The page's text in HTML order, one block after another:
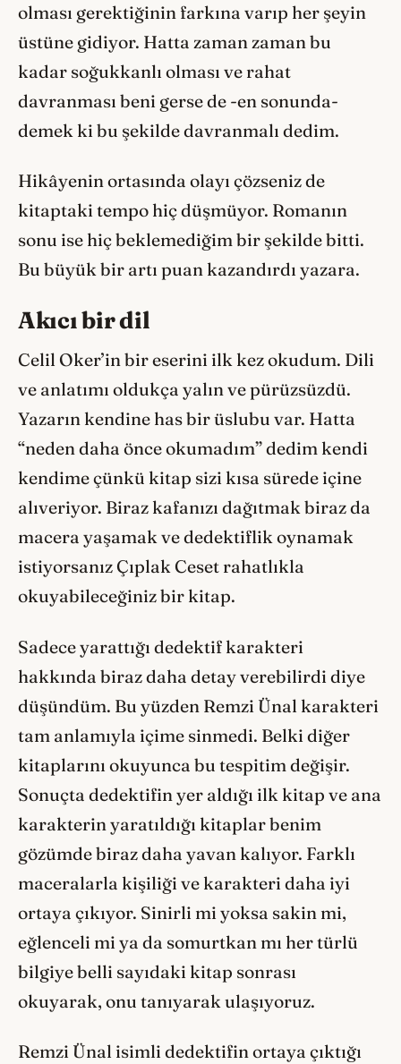
olması gerektiğinin farkına varıp her şeyin
üstüne gidiyor. Hatta zaman zaman bu
kadar soğukkanlı olması ve rahat
davranması beni gerse de -en sonunda-
demek ki bu şekilde davranmalı dedim.
Hikâyenin ortasında olayı çözseniz de
kitaptaki tempo hiç düşmüyor. Romanın
sonu ise hiç beklemediğim bir şekilde bitti.
Bu büyük bir artı puan kazandırdı yazara.
Akıcı bir dil
Celil Oker’in bir eserini ilk kez okudum. Dili
ve anlatımı oldukça yalın ve pürüzsüzdü.
Yazarın kendine has bir üslubu var. Hatta
“neden daha önce okumadım” dedim kendi
kendime çünkü kitap sizi kısa sürede içine
alıveriyor. Biraz kafanızı dağıtmak biraz da
macera yaşamak ve dedektiflik oynamak
istiyorsanız Çıplak Ceset rahatlıkla
okuyabileceğiniz bir kitap.
Sadece yarattığı dedektif karakteri
hakkında biraz daha detay verebilirdi diye
düşündüm. Bu yüzden Remzi Ünal karakteri
tam anlamıyla içime sinmedi. Belki diğer
kitaplarını okuyunca bu tespitim değişir.
Sonuçta dedektifin yer aldığı ilk kitap ve ana
karakterin yaratıldığı kitaplar benim
gözümde biraz daha yavan kalıyor. Farklı
maceralarla kişiliği ve karakteri daha iyi
ortaya çıkıyor. Sinirli mi yoksa sakin mi,
eğlenceli mi ya da somurtkan mı her türlü
bilgiye belli sayıdaki kitap sonrası
okuyarak, onu tanıyarak ulaşıyoruz.
Remzi Ünal isimli dedektifin ortaya çıktığı